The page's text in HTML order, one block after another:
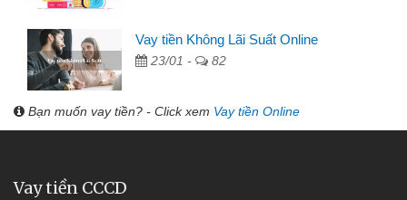
Vay tiền Không Lãi Suất Online
23/01 - 82
Bạn muốn vay tiền? - Click xem Vay tiền Online
Vay tiền CCCD